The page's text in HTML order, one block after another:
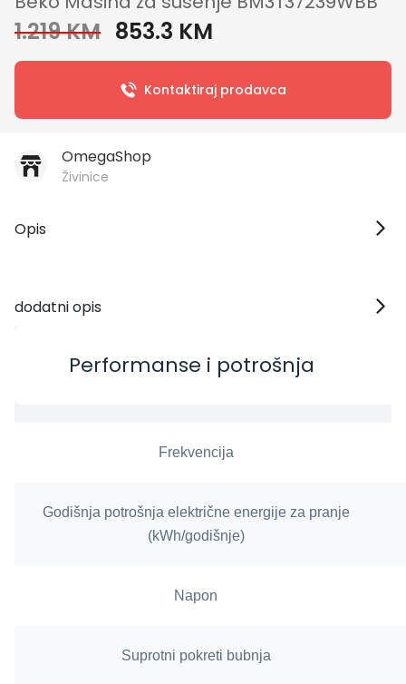
1.219 KM 853.3 KM
Kontaktiraj prodavca
OmegaShop
Živinice
Opis
dodatni opis
Performanse i potrošnja
Frekvencija
Godišnja potrošnja električne energije za pranje
(kWh/godišnje)
Napon
Suprotni pokreti bubnja